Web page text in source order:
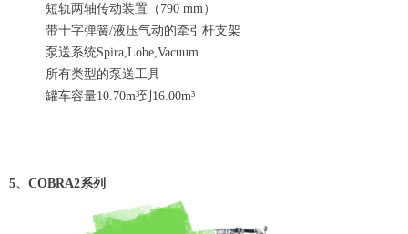
短轨两轴传动装置（790 mm）
带十字弹簧/液压气动的牵引杆支架
泵送系统Spira,Lobe,Vacuum
所有类型的泵送工具
罐车容量10.70m³到16.00m³
5、COBRA2系列